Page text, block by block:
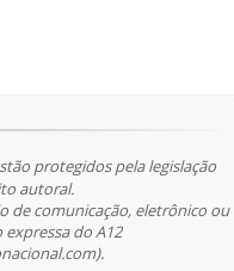
protegidos pela legislação
autoral.
de comunicação, eletrônico ou
do A12